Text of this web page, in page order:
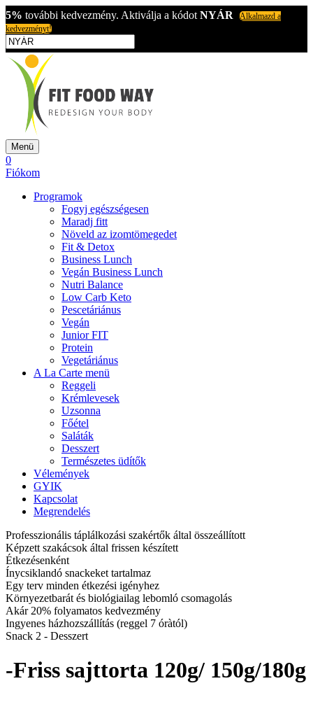
5% további kedvezmény. Aktiválja a kódot NYÁR
Alkalmazd a
kedvezményt!
Menü
0
Fiókom
Programok
Fogyj egészségesen
Maradj fitt
Növeld az izomtömegedet
Fit & Detox
Business Lunch
Vegán Business Lunch
Nutri Balance
Low Carb Keto
Pescetáriánus
Vegán
Junior FIT
Protein
Vegetáriánus
A La Carte menü
Reggeli
Krémlevesek
Uzsonna
Főétel
Saláták
Desszert
Természetes üdítők
Vélemények
GYIK
Kapcsolat
Megrendelés
Professzionális táplálkozási szakértők által összeállított
Képzett szakácsok által frissen készített
Étkezésenként
Ínycsiklandó snackeket tartalmaz
Egy terv minden étkezési igényhez
Környezetbarát és biológiailag lebomló csomagolás
Akár 20% folyamatos kedvezmény
Ingyenes házhozszállítás (reggel 7 óràtól)
Snack 2 - Desszert
-Friss sajttorta 120g/ 150g/180g